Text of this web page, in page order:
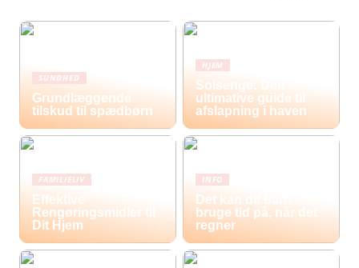
SUNDHED
Grundlæggende
tilskud til spædbørn
HJEM
Solsenge: Den
ultimative guide til
afslapning i haven
FAMILIELIV
Effektive
Rengøringsmidler til
Dit Hjem
INFO
Det kan dit barn
bruge tid på, når det
regner